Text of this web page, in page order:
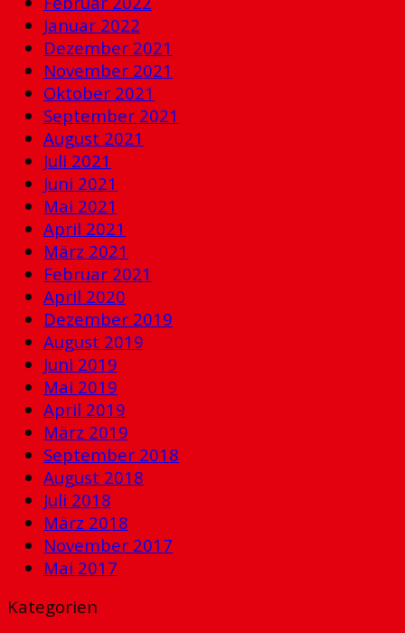
Januar 2022
Dezember 2021
November 2021
Oktober 2021
September 2021
August 2021
Juli 2021
Juni 2021
Mai 2021
April 2021
März 2021
Februar 2021
April 2020
Dezember 2019
August 2019
Juni 2019
Mai 2019
April 2019
März 2019
September 2018
August 2018
Juli 2018
März 2018
November 2017
Mai 2017
Kategorien